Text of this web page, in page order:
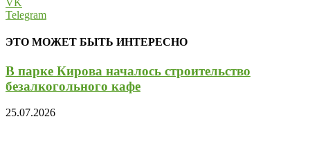
VK
Telegram
ЭТО МОЖЕТ БЫТЬ ИНТЕРЕСНО
В парке Кирова началось строительство
безалкогольного кафе
25.07.2026